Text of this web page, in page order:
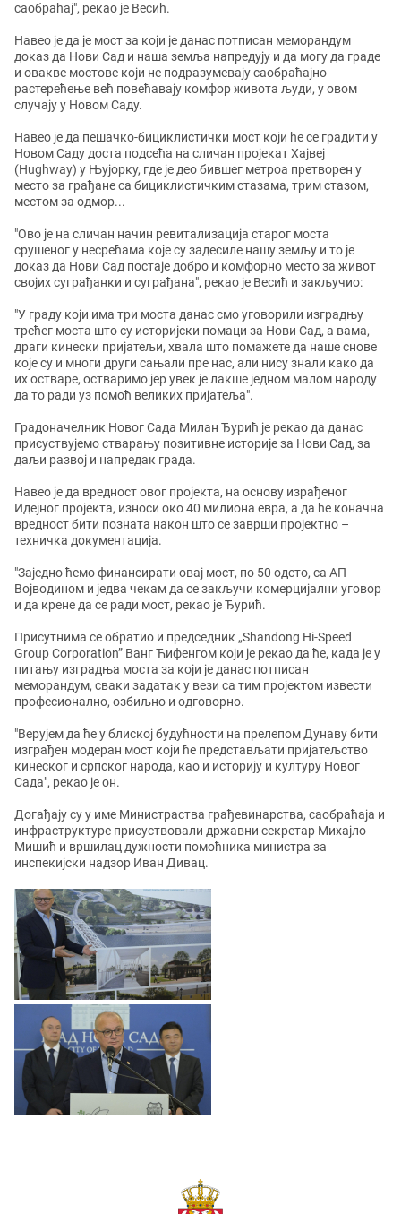
саобраћај", рекао је Весић.
Навео је да је мост за који је данас потписан меморандум
доказ да Нови Сад и наша земља напредују и да могу да граде
и овакве мостове који не подразумевају саобраћајно
растерећење већ повећавају комфор живота људи, у овом
случају у Новом Саду.
Навео је да пешачко-бициклистички мост који ће се градити у
Новом Саду доста подсећа на сличан пројекат Хајвеј
(Hughway) у Њујорку, где је део бившег метроа претворен у
место за грађане са бициклистичким стазама, трим стазом,
местом за одмор...
"Ово је на сличан начин ревитализација старог моста
срушеног у несрећама које су задесиле нашу земљу и то је
доказ да Нови Сад постаје добро и комфорно место за живот
својих суграђанки и суграђана", рекао је Весић и закључио:
"У граду који има три моста данас смо уговорили изградњу
трећег моста што су историјски помаци за Нови Сад, а вама,
драги кинески пријатељи, хвала што помажете да наше снове
које су и многи други сањали пре нас, али нису знали како да
их остваре, остваримо јер увек је лакше једном малом народу
да то ради уз помоћ великих пријатеља".
Градоначелник Новог Сада Милан Ђурић је рекао да данас
присуствујемо стварању позитивне историје за Нови Сад, за
даљи развој и напредак града.
Навео је да вредност овог пројекта, на основу израђеног
Идејног пројекта, износи око 40 милиона евра, а да ће коначна
вредност бити позната након што се заврши пројектно –
техничка документација.
"Заједно ћемо финансирати овај мост, по 50 одсто, са АП
Војводином и једва чекам да се закључи комерцијални уговор
и да крене да се ради мост, рекао је Ђурић.
Присутнима се обратио и председник „Shandong Hi-Speed
Group Corporation” Ванг Ћифенгом који је рекао да ће, када је у
питању изградња моста за који је данас потписан
меморандум, сваки задатак у вези са тим пројектом извести
професионално, озбиљно и одговорно.
"Верујем да ће у блиској будућности на прелепом Дунаву бити
изграђен модеран мост који ће представљати пријатељство
кинеског и српског народа, као и историју и културу Новог
Сада", рекао је он.
Догађају су у име Министраства грађевинарства, саобраћаја и
инфраструктуре присуствовали државни секретар Михајло
Мишић и вршилац дужности помоћника министра за
инспекијски надзор Иван Дивац.